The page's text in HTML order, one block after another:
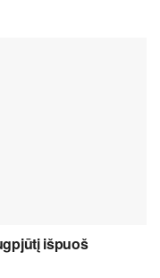
išpuoš